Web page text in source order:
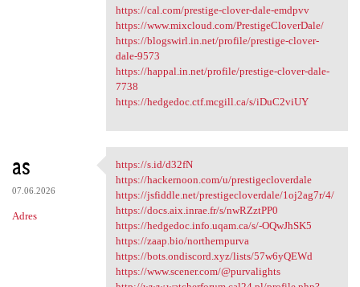
https://cal.com/prestige-clover-dale-emdpvv
https://www.mixcloud.com/PrestigeCloverDale/
https://blogswirl.in.net/profile/prestige-clover-
dale-9573
https://happal.in.net/profile/prestige-clover-dale-
7738
https://hedgedoc.ctf.mcgill.ca/s/iDuC2viUY
as
07.06.2026
Adres
https://s.id/d32fN
https://s.id/d32fN
https://hackernoon.com/u/prestigecloverdale
https://jsfiddle.net/prestigecloverdale/1oj2ag7r/4/
https://docs.aix.inrae.fr/s/nwRZztPP0
https://hedgedoc.info.uqam.ca/s/-OQwJhSK5
https://zaap.bio/northernpurva
https://bots.ondiscord.xyz/lists/57w6yQEWd
https://www.scener.com/@purvalights